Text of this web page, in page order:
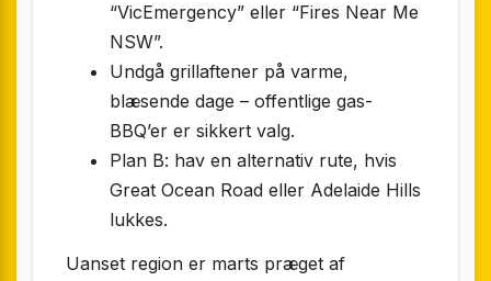
“VicEmergency” eller “Fires Near Me
NSW”.
Undgå grillaftener på varme,
blæsende dage – offentlige gas-
BBQ’er er sikkert valg.
Plan B: hav en alternativ rute, hvis
Great Ocean Road eller Adelaide Hills
lukkes.
Uanset region er marts præget af